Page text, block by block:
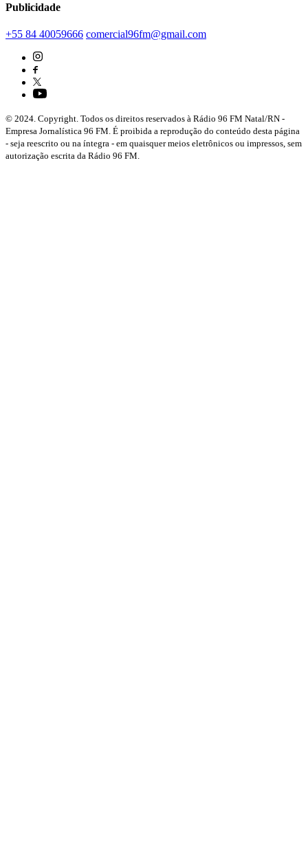
Publicidade
+55 84 40059666 comercial96fm@gmail.com
© 2024. Copyright. Todos os direitos reservados à Rádio 96 FM Natal/RN -
Empresa Jornalística 96 FM. É proibida a reprodução do conteúdo desta página
- seja reescrito ou na íntegra - em quaisquer meios eletrônicos ou impressos, sem
autorização escrita da Rádio 96 FM.